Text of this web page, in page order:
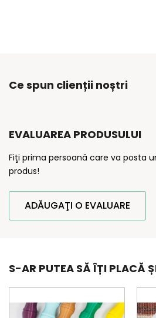
Ce spun clienții noștri
EVALUAREA PRODUSULUI
Fiţi prima persoană care va posta
produs!
ADĂUGAŢI O EVALUARE
S-AR PUTEA SĂ ÎȚI PLACĂ